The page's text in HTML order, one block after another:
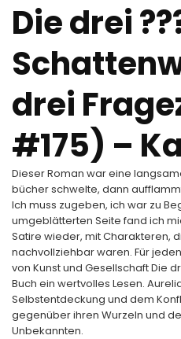
Die drei
drei
#175) –
Dieser Roman war eine
bücher schwelte, dann
Ich muss zugeben, ich war zu
umgeblätterten Seite fand ich
Satire wieder, mit Charakteren,
nachvollziehbar waren. Für
von Kunst und Gesellschaft Die
Buch ein wertvolles Lesen.
Selbstentdeckung und dem
gegenüber ihren Wurzeln und
Unbekannten.